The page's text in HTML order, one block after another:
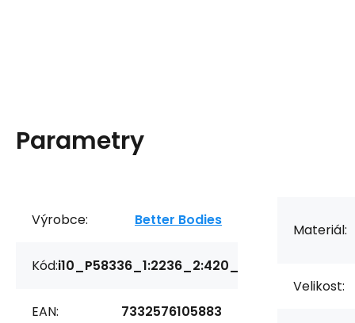
Parametry
Výrobce: Better Bodies
Kód:i10_P58336_1:2236_2:420_
EAN: 7332576105883
Materiál:
Velikost: